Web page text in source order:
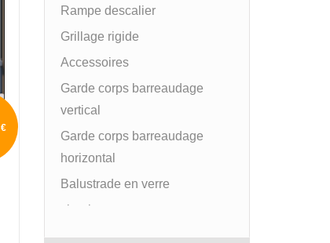
€
Rampe descalier
Grillage rigide
Accessoires
Garde corps barreaudage
vertical
Garde corps barreaudage
horizontal
Balustrade en verre
vitrerie